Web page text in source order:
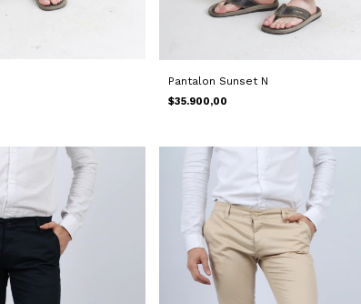
Pantalon Sunset N
$35.900,00